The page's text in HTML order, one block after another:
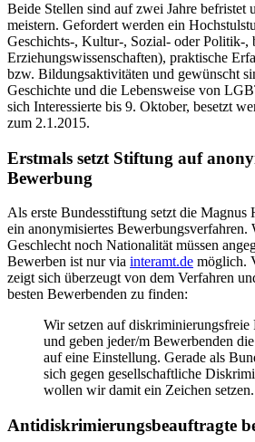
Beide Stellen sind auf zwei Jahre befristet
meistern. Gefordert werden ein
Geschichts-, Kultur-, Sozial- oder Politik-,
Erziehungswissenschaften), praktische
bzw. Bildungsaktivitäten und gewünscht
Geschichte und die Lebensweise von
sich Interessierte bis 9. Oktober, besetzt
zum 2.1.2015.
Erstmals setzt Stiftung auf
Bewerbung
Als erste Bundesstiftung setzt die
ein anonymisiertes Bewerbungsverfahren.
Geschlecht noch Nationalität müssen
Bewerben ist nur via interamt.de möglich.
zeigt sich überzeugt von dem Verfahren
besten Bewerbenden zu finden:
Wir setzen auf diskriminierungsfreie
und geben jeder/m Bewerbenden
auf eine Einstellung. Gerade als
sich gegen gesellschaftliche
wollen wir damit ein Zeichen setzen.
Antidiskrimierungsbeauftragte